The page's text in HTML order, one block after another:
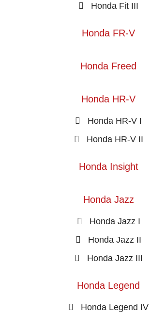
Honda Fit III
Honda FR-V
Honda Freed
Honda HR-V
Honda HR-V I
Honda HR-V II
Honda Insight
Honda Jazz
Honda Jazz I
Honda Jazz II
Honda Jazz III
Honda Legend
Honda Legend IV